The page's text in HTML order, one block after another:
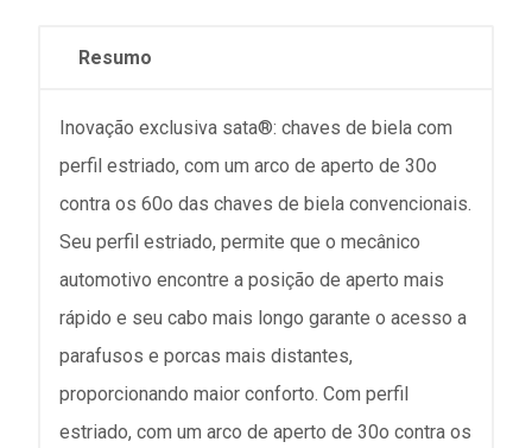
Resumo
Inovação exclusiva sata®: chaves de biela com
perfil estriado, com um arco de aperto de 30o
contra os 60o das chaves de biela convencionais.
Seu perfil estriado, permite que o mecânico
automotivo encontre a posição de aperto mais
rápido e seu cabo mais longo garante o acesso a
parafusos e porcas mais distantes,
proporcionando maior conforto. Com perfil
estriado, com um arco de aperto de 30o contra os